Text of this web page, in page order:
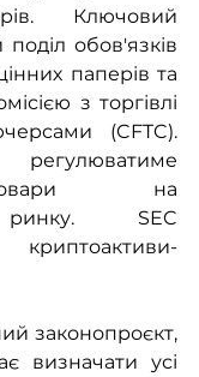
Ключовий
обов'язків
паперів та
з торгівлі
(CFTC).
товари на
SEC
законопроєкт,
визначати усі